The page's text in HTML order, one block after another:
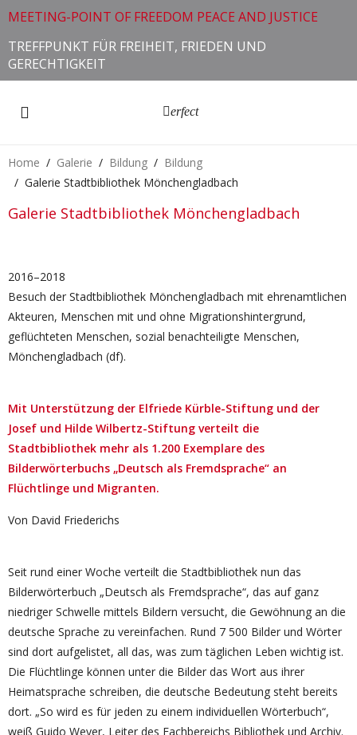
MEETING-POINT OF FREEDOM PEACE AND JUSTICE
TREFFPUNKT FÜR FREIHEIT, FRIEDEN UND
GERECHTIGKEIT
erfect
Home Galerie Bildung
Bildung
Galerie Stadtbibliothek Mönchengladbach
Galerie Stadtbibliothek Mönchengladbach
2016–2018
Besuch der Stadtbibliothek Mönchengladbach mit ehrenamtlichen
Akteuren, Menschen mit und ohne Migrationshintergrund,
geflüchteten Menschen, sozial benachteiligte Menschen,
Mönchengladbach (df).
Mit Unterstützung der Elfriede Kürble-Stiftung und der
Josef und Hilde Wilbertz-Stiftung verteilt die
Stadtbibliothek mehr als 1.200 Exemplare des
Bilderwörterbuchs „Deutsch als Fremdsprache“ an
Flüchtlinge und Migranten.
Von David Friederichs
Seit rund einer Woche verteilt die Stadtbibliothek nun das
Bilderwörterbuch „Deutsch als Fremdsprache“, das auf ganz
niedriger Schwelle mittels Bildern versucht, die Gewöhnung an die
deutsche Sprache zu vereinfachen. Rund 7 500 Bilder und Wörter
sind dort aufgelistet, all das, was zum täglichen Leben wichtig ist.
Die Flüchtlinge können unter die Bilder das Wort aus ihrer
Heimatsprache schreiben, die deutsche Bedeutung steht bereits
dort. „So wird es für jeden zu einem individuellen Wörterbuch“,
weiß Guido Weyer, Leiter des Fachbereichs Bibliothek und Archiv.